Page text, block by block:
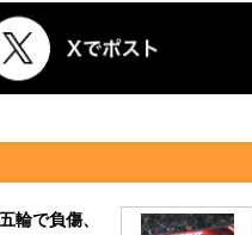
輪で負傷、